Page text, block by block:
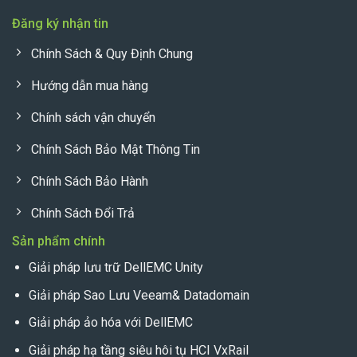
Đăng ký nhận tin
Chính Sách & Quy Định Chung
Hướng dẫn mua hàng
Chính sách vận chuyển
Chính Sách Bảo Mật Thông Tin
Chính Sách Bảo Hành
Chính Sách Đổi Trả
Sản phẩm chính
Giải pháp lưu trữ DellEMC Unity
Giải pháp Sao Lưu Veeam& Datadomain
Giải pháp ảo hóa với DellEMC
Giải pháp hạ tầng siêu hôi tụ HCI VxRail